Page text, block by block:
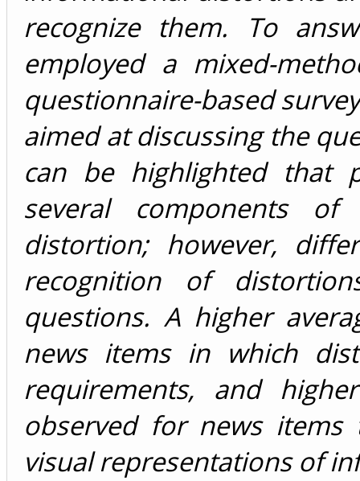
recognize them. To
employed a mixed-
questionnaire-based
aimed at discussing the
can be highlighted that
several components
distortion; however,
recognition of
questions. A higher
news items in which
requirements, and
observed for news
visual representations of